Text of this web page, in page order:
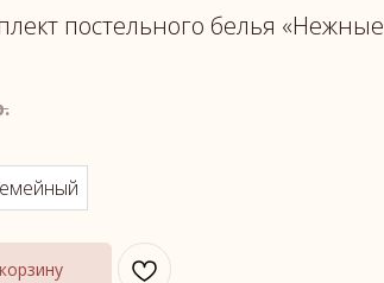
постельного белья «Нежные